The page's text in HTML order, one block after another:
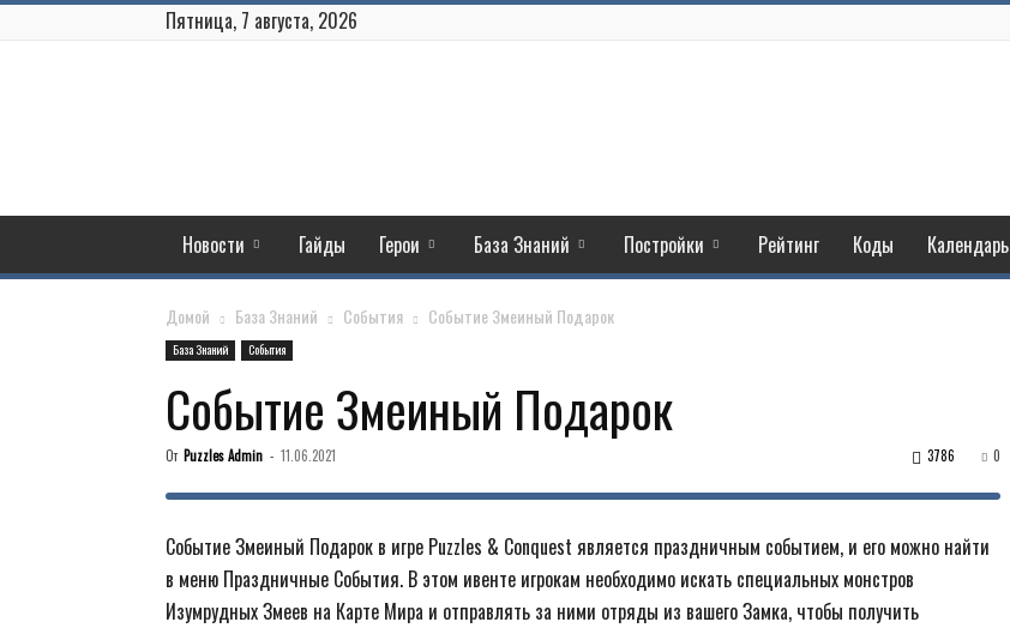
Пятница, 7 августа, 2026
Новости Гайды Герои База Знаний Постройки Рейтинг Коды Календарь
Домой База Знаний События Событие Змеиный Подарок
База Знаний События
Событие Змеиный Подарок
От Puzzles Admin - 11.06.2021 0
3786
Событие Змеиный Подарок в игре Puzzles & Conquest является праздничным событием, и его можно найти
в меню Праздничные События. В этом ивенте игрокам необходимо искать специальных монстров
Изумрудных Змеев на Карте Мира и отправлять за ними отряды из вашего Замка, чтобы получить